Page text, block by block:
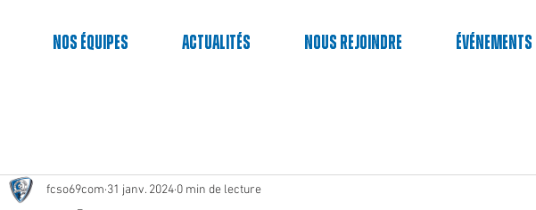
nos équipes Actualités Nous rejoindre événements
fcso69com 31 janv. 2024 0 min de lecture